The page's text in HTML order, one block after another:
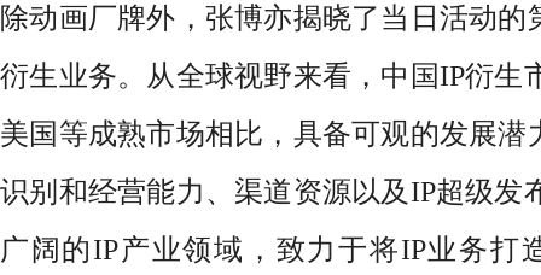
除动画厂牌外，张博亦揭晓了当日活动的
衍生业务。
从全球视野来看，中国IP衍生
美国等成熟市场相比，具备可观的发展潜
识别和经营能力、渠道资源以及IP超级发
广阔的IP产业领域，致力于将IP业务打